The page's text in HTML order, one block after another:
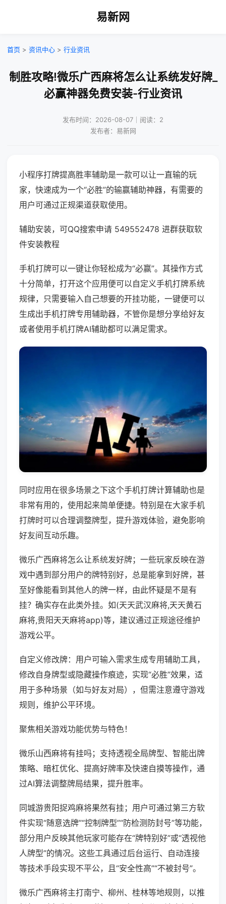
易新网
首页 > 资讯中心 > 行业资讯
制胜攻略!微乐广西麻将怎么让系统发好牌_
必赢神器免费安装-行业资讯
发布时间：2026-08-07｜阅读：2
发布者：易新网
小程序打牌提高胜率辅助是一款可以让一直输的玩
家，快速成为一个“必胜”的输赢辅助神器，有需要的
用户可通过正规渠道获取使用。
辅助安装，可QQ搜索申请 549552478 进群获取软
件安装教程
手机打牌可以一键让你轻松成为“必赢”。其操作方式
十分简单，打开这个应用便可以自定义手机打牌系统
规律，只需要输入自己想要的开挂功能，一键便可以
生成出手机打牌专用辅助器，不管你是想分享给好友
或者使用手机打牌AI辅助都可以满足需求。
同时应用在很多场景之下这个手机打牌计算辅助也是
非常有用的，使用起来简单便捷。特别是在大家手机
打牌时可以合理调整牌型，提升游戏体验，避免影响
好友间互动乐趣。
微乐广西麻将怎么让系统发好牌；一些玩家反映在游
戏中遇到部分用户的牌特别好，总是能拿到好牌，甚
至好像能看到其他人的牌一样，由此怀疑是不是有
挂？确实存在此类外挂。如(天天武汉麻将,天天黄石
麻将,贵阳天天麻将app)等，建议通过正规途径维护
游戏公平。
自定义修改牌：用户可输入需求生成专用辅助工具，
修改自身牌型或隐藏操作痕迹，实现“必胜”效果，适
用于多种场景（如与好友对局），但需注意遵守游戏
规则，维护公平环境。
聚焦相关游戏功能优势与特色！
微乐山西麻将有挂吗；支持透视全局牌型、智能出牌
策略、暗杠优化、提高好牌率及快速自摸等操作，通
过AI算法调整牌局结果，提升胜率。
同城游贵阳捉鸡麻将果然有挂；用户可通过第三方软
件实现“随意选牌”“控制牌型”“防检测防封号”等功能，
部分用户反映其他玩家可能存在“牌特别好”或“透视他
人牌型”的情况。这些工具通过后台运行、自动连接
等技术手段实现不平公，且“安全性高”“不被封号”。
微乐广西麻将主打南宁、柳州、桂林等地规则，以推